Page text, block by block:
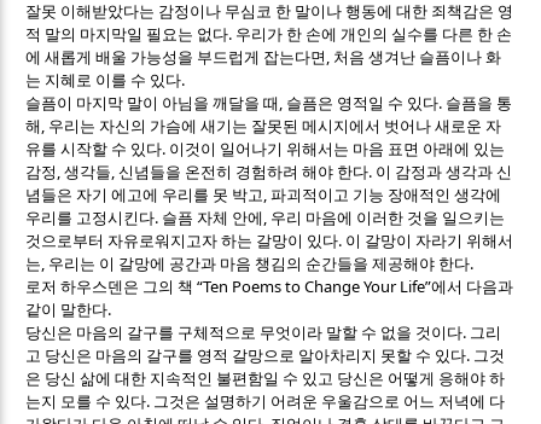
잘못 이해받았다는 감정이나 무심코 한 말이나 행동에 대한 죄책감은 영
적 말의 마지막일 필요는 없다. 우리가 한 손에 개인의 실수를 다른 한 손
에 새롭게 배울 가능성을 부드럽게 잡는다면 , 처음 생겨난 슬픔이나 화
는 지혜로 이를 수 있다.
슬픔이 마지막 말이 아님을 깨달을 때 , 슬픔은 영적일 수 있다. 슬픔을 통
해 , 우리는 자신의 가슴에 새기는 잘못된 메시지에서 벗어나 새로운 자
유를 시작할 수 있다. 이것이 일어나기 위해서는 마음 표면 아래에 있는
감정 ,생각들,신념들을 온전히 경험하려 해야 한다. 이 감정과 생각과 신
념들은 자기 에고에 우리를 못 박고 ,파괴적이고 기능 장애적인 생각에
우리를 고정시킨다. 슬픔 자체 안에 , 우리 마음에 이러한 것을 일으키는
것으로부터 자유로워지고자 하는 갈망이 있다. 이 갈망이 자라기 위해서
는, 우리는 이 갈망에 공간과 마음 챙김의 순간들을 제공해야 한다.
로저 하우스덴은 그의 책“Ten Poems to Change Your Life”에서 다음과
같이 말한다.
당신은 마음의 갈구를 구체적으로 무엇이라 말할 수 없을 것이다. 그리
고 당신은 마음의 갈구를 영적 갈망으로 알아차리지 못할 수 있다. 그것
은 당신 삶에 대한 지속적인 불편함일 수 있고 당신은 어떻게 응해야 하
는지 모를 수 있다. 그것은 설명하기 어려운 우울감으로 어느 저녁에 다